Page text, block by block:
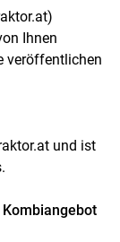
Ihnen
veröffentlichen
und ist